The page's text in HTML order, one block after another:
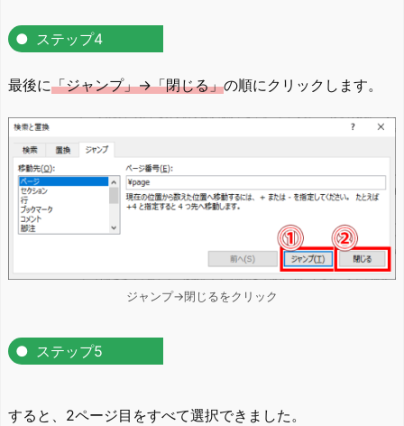
ステップ4
最後に「ジャンプ」→「閉じる」の順にクリックします。
ジャンプ→閉じるをクリック
ステップ5
すると、2ページ目をすべて選択できました。